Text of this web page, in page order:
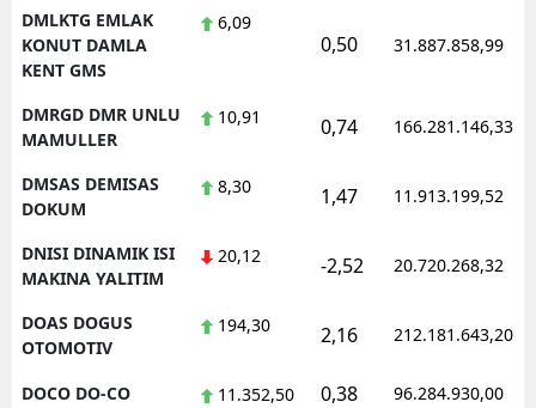
DMLKTG EMLAK
KONUT DAMLA
KENT GMS
6,09
0,50 31.887.858,99
DMRGD DMR UNLU
MAMULLER
10,91 0,74 166.281.146,33
DMSAS DEMISAS
DOKUM
8,30 1,47 11.913.199,52
DNISI DINAMIK ISI
MAKINA YALITIM
20,12 -2,52 20.720.268,32
DOAS DOGUS
OTOMOTIV
194,30 2,16 212.181.643,20
DOCO DO-CO 11.352,50 0,38 96.284.930,00